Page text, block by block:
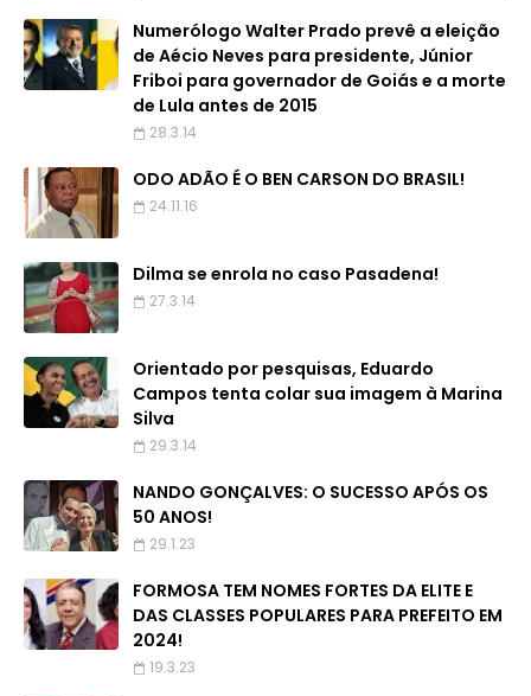
Numerólogo Walter Prado prevê a eleição
de Aécio Neves para presidente, Júnior
Friboi para governador de Goiás e a morte
de Lula antes de 2015
28.3.14
ODO ADÃO É O BEN CARSON DO BRASIL!
24.11.16
Dilma se enrola no caso Pasadena!
27.3.14
Orientado por pesquisas, Eduardo
Campos tenta colar sua imagem à Marina
Silva
29.3.14
NANDO GONÇALVES: O SUCESSO APÓS OS
50 ANOS!
29.1.23
FORMOSA TEM NOMES FORTES DA ELITE E
DAS CLASSES POPULARES PARA PREFEITO EM
2024!
19.3.23